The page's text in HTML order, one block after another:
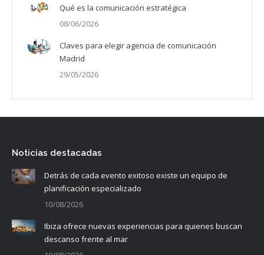
Qué es la comunicación estratégica
08/06/2026
Claves para elegir agencia de comunicación
Madrid
29/05/2026
Noticias destacadas
Detrás de cada evento exitoso existe un equipo de
planificación especializado
10/08/2026
Ibiza ofrece nuevas experiencias para quienes buscan
descanso frente al mar